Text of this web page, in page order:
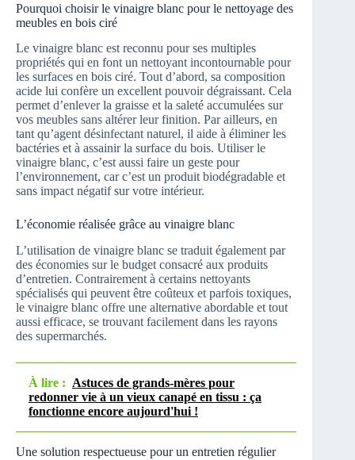
Pourquoi choisir le vinaigre blanc pour le nettoyage des
meubles en bois ciré
Le vinaigre blanc est reconnu pour ses multiples
propriétés qui en font un nettoyant incontournable pour
les surfaces en bois ciré. Tout d’abord, sa composition
acide lui confère un excellent pouvoir dégraissant. Cela
permet d’enlever la graisse et la saleté accumulées sur
vos meubles sans altérer leur finition. Par ailleurs, en
tant qu’agent désinfectant naturel, il aide à éliminer les
bactéries et à assainir la surface du bois. Utiliser le
vinaigre blanc, c’est aussi faire un geste pour
l’environnement, car c’est un produit biodégradable et
sans impact négatif sur votre intérieur.
L’économie réalisée grâce au vinaigre blanc
L’utilisation de vinaigre blanc se traduit également par
des économies sur le budget consacré aux produits
d’entretien. Contrairement à certains nettoyants
spécialisés qui peuvent être coûteux et parfois toxiques,
le vinaigre blanc offre une alternative abordable et tout
aussi efficace, se trouvant facilement dans les rayons
des supermarchés.
À lire : Astuces de grands-mères pour
redonner vie à un vieux canapé en tissu : ça
fonctionne encore aujourd'hui !
Une solution respectueuse pour un entretien régulier